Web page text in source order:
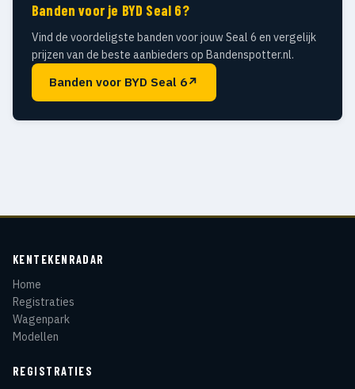
Banden voor je BYD Seal 6?
Vind de voordeligste banden voor jouw Seal 6 en vergelijk
prijzen van de beste aanbieders op Bandenspotter.nl.
Banden voor BYD Seal 6↗
KENTEKENRADAR
Home
Registraties
Wagenpark
Modellen
REGISTRATIES